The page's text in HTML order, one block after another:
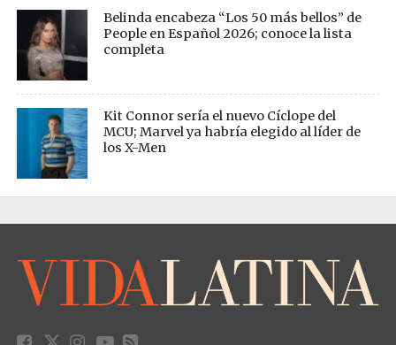
Belinda encabeza “Los 50 más bellos” de
People en Español 2026; conoce la lista
completa
Kit Connor sería el nuevo Cíclope del
MCU; Marvel ya habría elegido al líder de
los X-Men